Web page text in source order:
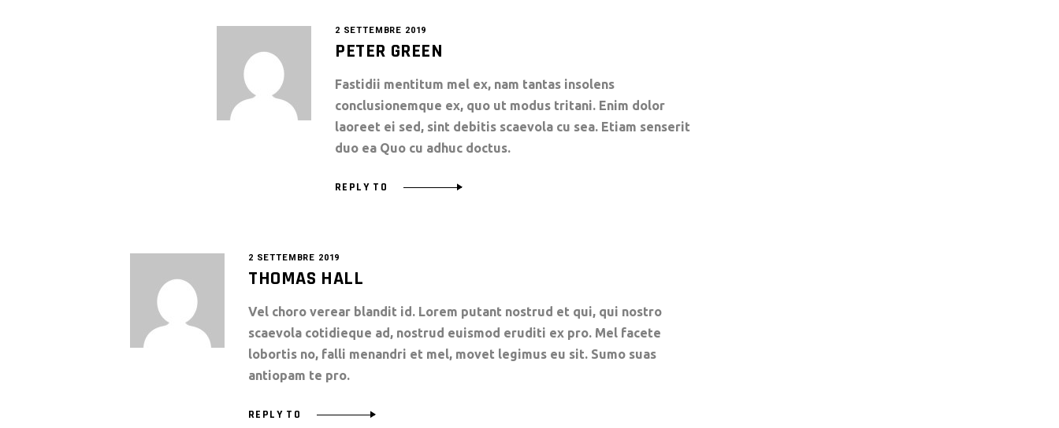
2 SETTEMBRE 2019
PETER GREEN
Fastidii mentitum mel ex, nam tantas insolens
conclusionemque ex, quo ut modus tritani. Enim dolor
laoreet ei sed, sint debitis scaevola cu sea. Etiam senserit
duo ea Quo cu adhuc doctus.
REPLY TO
2 SETTEMBRE 2019
THOMAS HALL
Vel choro verear blandit id. Lorem putant nostrud et qui, qui nostro
scaevola cotidieque ad, nostrud euismod eruditi ex pro. Mel facete
lobortis no, falli menandri et mel, movet legimus eu sit. Sumo suas
antiopam te pro.
REPLY TO